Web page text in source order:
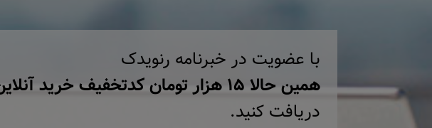
با عضویت در خبرنامه رنویدک
همین حالا ۱۵ هزار تومان کد‌تخفیف خرید آنلاین
دریافت کنید.